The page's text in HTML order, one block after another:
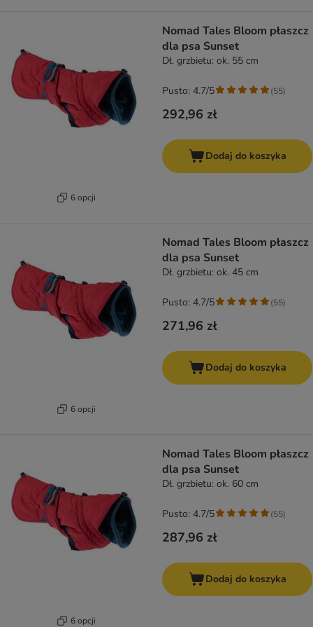
6 opcji
Nomad Tales Bloom płaszcz
dla psa Sunset
Dł. grzbietu: ok. 55 cm
292,96 zł
Pusto: 4.7/5 (55)
Dodaj do koszyka
6 opcji
Nomad Tales Bloom płaszcz
dla psa Sunset
Dł. grzbietu: ok. 45 cm
271,96 zł
Pusto: 4.7/5 (55)
Dodaj do koszyka
6 opcji
Nomad Tales Bloom płaszcz
dla psa Sunset
Dł. grzbietu: ok. 60 cm
287,96 zł
Pusto: 4.7/5 (55)
Dodaj do koszyka